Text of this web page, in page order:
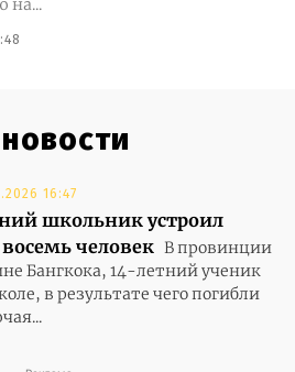
на...
16:47
школьник устроил
человек В провинции
Бангкока, 14-летний ученик
в результате чего погибли